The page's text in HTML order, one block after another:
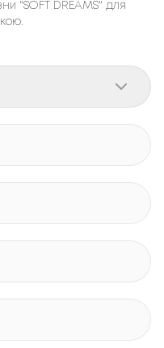
"SOFT DREAMS" для